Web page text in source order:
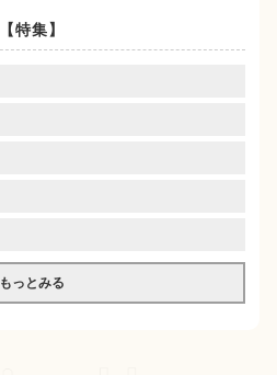
【特集】
もっとみる